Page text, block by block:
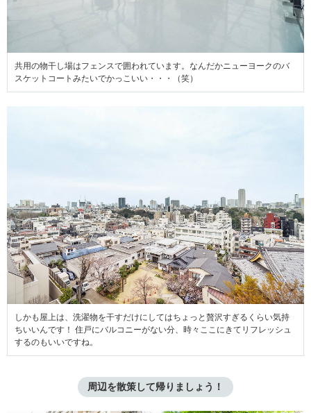
共用の物干し場はフェンスで囲われています。なんだかニューヨークのバ
スケットコートみたいでかっこいい・・・（笑）
しかも屋上は、洗濯物を干すだけにしてはちょっと贅沢すぎるくらい気持
ちいいんです！ 住戸にバルコニーがない分、時々ここにきてリフレッシュ
するのもいいですね。
周辺を散策して帰りましょう！